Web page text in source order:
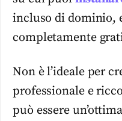
incluso di dominio,
completamente
Non è l’ideale per
professionale e
può essere